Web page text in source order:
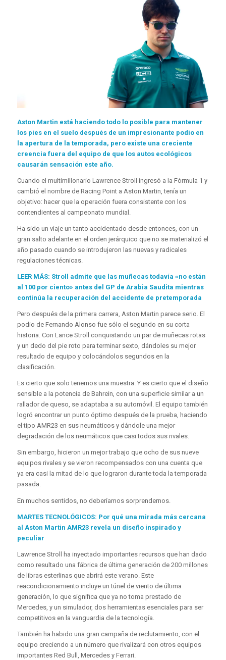
Aston Martin está haciendo todo lo posible para mantener
los pies en el suelo después de un impresionante podio en
la apertura de la temporada, pero existe una creciente
creencia fuera del equipo de que los autos ecológicos
causarán sensación este año.
Cuando el multimillonario Lawrence Stroll ingresó a la Fórmula 1 y
cambió el nombre de Racing Point a Aston Martin, tenía un
objetivo: hacer que la operación fuera consistente con los
contendientes al campeonato mundial.
Ha sido un viaje un tanto accidentado desde entonces, con un
gran salto adelante en el orden jerárquico que no se materializó el
año pasado cuando se introdujeron las nuevas y radicales
regulaciones técnicas.
LEER MÁS: Stroll admite que las muñecas todavía «no están
al 100 por ciento» antes del GP de Arabia Saudita mientras
continúa la recuperación del accidente de pretemporada
Pero después de la primera carrera, Aston Martin parece serio. El
podio de Fernando Alonso fue sólo el segundo en su corta
historia. Con Lance Stroll conquistando un par de muñecas rotas
y un dedo del pie roto para terminar sexto, dándoles su mejor
resultado de equipo y colocándolos segundos en la
clasificación.
Es cierto que solo tenemos una muestra. Y es cierto que el diseño
sensible a la potencia de Bahrein, con una superficie similar a un
rallador de queso, se adaptaba a su automóvil. El equipo también
logró encontrar un punto óptimo después de la prueba, haciendo
el tipo AMR23 en sus neumáticos y dándole una mejor
degradación de los neumáticos que casi todos sus rivales.
Sin embargo, hicieron un mejor trabajo que ocho de sus nueve
equipos rivales y se vieron recompensados ​​con una cuenta que
ya era casi la mitad de lo que lograron durante toda la temporada
pasada.
En muchos sentidos, no deberíamos sorprendernos.
MARTES TECNOLÓGICOS: Por qué una mirada más cercana
al Aston Martin AMR23 revela un diseño inspirado y
peculiar
Lawrence Stroll ha inyectado importantes recursos que han dado
como resultado una fábrica de última generación de 200 millones
de libras esterlinas que abrirá este verano. Este
reacondicionamiento incluye un túnel de viento de última
generación, lo que significa que ya no toma prestado de
Mercedes, y un simulador, dos herramientas esenciales para ser
competitivos en la vanguardia de la tecnología.
También ha habido una gran campaña de reclutamiento, con el
equipo creciendo a un número que rivalizará con otros equipos
importantes Red Bull, Mercedes y Ferrari.